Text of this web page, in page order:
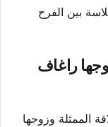
بين الفرح
راغاف
الممثلة وزوجها